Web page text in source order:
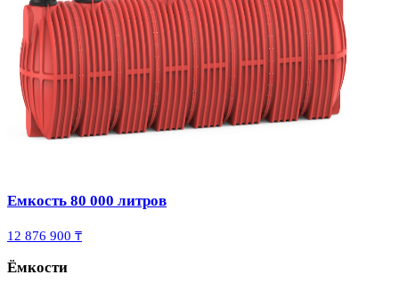
Емкость 80 000 литров
12 876 900 ₸
Ёмкости